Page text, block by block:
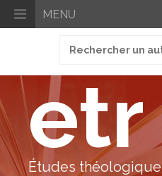
MENU
pour
etr
Études